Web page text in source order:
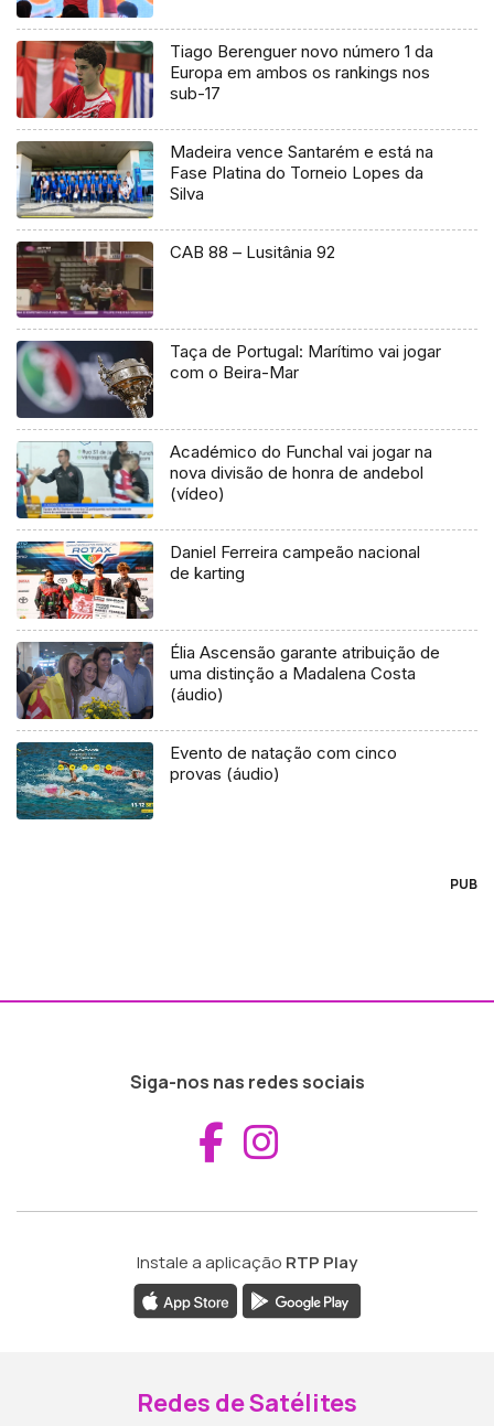
Tiago Berenguer novo número 1 da
Europa em ambos os rankings nos
sub-17
Madeira vence Santarém e está na
Fase Platina do Torneio Lopes da
Silva
CAB 88 – Lusitânia 92
Taça de Portugal: Marítimo vai jogar
com o Beira-Mar
Académico do Funchal vai jogar na
nova divisão de honra de andebol
(vídeo)
Daniel Ferreira campeão nacional
de karting
Élia Ascensão garante atribuição de
uma distinção a Madalena Costa
(áudio)
Evento de natação com cinco
provas (áudio)
PUB
Siga-nos nas redes sociais
Aceder ao
Instale a aplicação RTP Play
Redes de Satélites